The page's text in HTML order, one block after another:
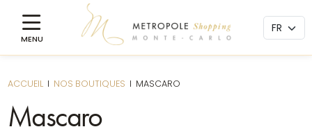
ACCUEILI NOS BOUTIQUES I MASCARO
Mascaro